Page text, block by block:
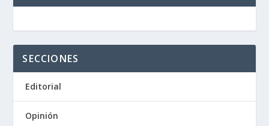
SECCIONES
Editorial
Opinión